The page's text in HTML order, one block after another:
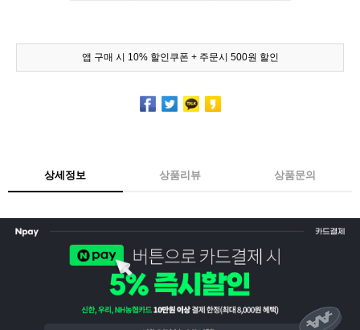
앱 구매 시 10% 할인쿠폰 + 주문시 500원 할인
상세정보 상품리뷰 상품문의